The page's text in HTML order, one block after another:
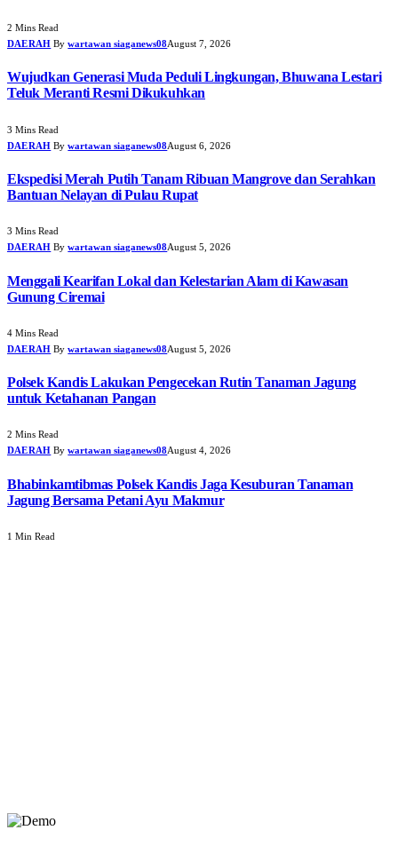
2 Mins Read
DAERAH By wartawan siaganews08August 7, 2026
Wujudkan Generasi Muda Peduli Lingkungan, Bhuwana Lestari
Teluk Meranti Resmi Dikukuhkan
3 Mins Read
DAERAH By wartawan siaganews08August 6, 2026
Ekspedisi Merah Putih Tanam Ribuan Mangrove dan Serahkan
Bantuan Nelayan di Pulau Rupat
3 Mins Read
DAERAH By wartawan siaganews08August 5, 2026
Menggali Kearifan Lokal dan Kelestarian Alam di Kawasan
Gunung Ciremai
4 Mins Read
DAERAH By wartawan siaganews08August 5, 2026
Polsek Kandis Lakukan Pengecekan Rutin Tanaman Jagung
untuk Ketahanan Pangan
2 Mins Read
DAERAH By wartawan siaganews08August 4, 2026
Bhabinkamtibmas Polsek Kandis Jaga Kesuburan Tanaman
Jagung Bersama Petani Ayu Makmur
1 Min Read